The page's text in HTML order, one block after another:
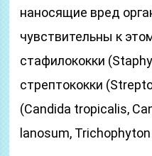
наносящие вред
чувствительны к
стафилококки
стрептококки
(Candida tropicalis,
lanosum,